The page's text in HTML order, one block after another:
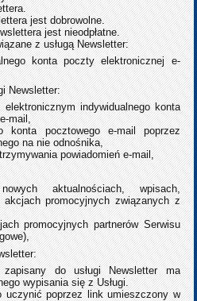
jest dobrowolne.
jest nieodpłatne.
z usługą Newsletter:
konta poczty elektronicznej e-
Newsletter:
indywidualnego konta
mail,
konta pocztowego e-mail poprzez
na nie odnośnika,
powiadomień e-mail,
aktualnościach, wpisach,
promocyjnych związanych z
promocyjnych partnerów Serwisu
zapisany do usługi Newsletter ma
wypisania się z Usługi.
uczynić poprzez link umieszczony w